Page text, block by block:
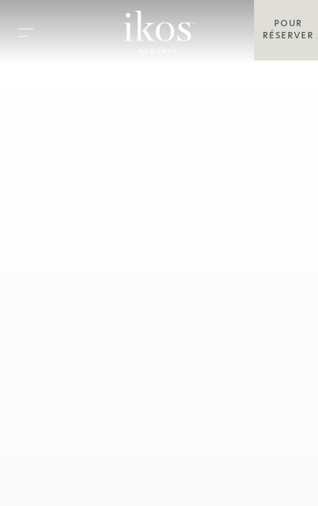
POUR
RÉSERVER